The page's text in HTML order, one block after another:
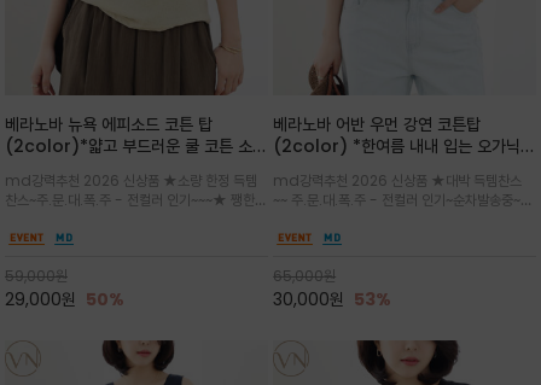
베라노바 뉴욕 에피소드 코튼 탑
(2color)*얇고 부드러운 쿨 코튼 소재
고 자연스러운 멋이 있는 핏으로 여름내
내 편하고 감각적으로 입으세요
md강력추천 2026 신상품 ★소량 한정 득템
찬스~주.문.대.폭.주 - 전컬러 인기~~~★ 쨍한듯
내추럴한 컬러감이 매력적인 티셔츠/여유로운
59,000원
29,000원 50%
베라노바 어반 우먼 강연 코튼탑
(2color) *한여름 내내 입는 오가닉
워크 (Line Work) & 스케치/감각적
인 아트워크 프린트가 시선을 끄는 루즈
핏 강연티셔츠
md강력추천 2026 신상품 ★대박 득템찬스
~~ 주.문.대.폭.주 - 전컬러 인기~순차발송중~★
한 착용감을 선사하며, 자연스럽게 떨어지는 실루
으로도 포인트가 되며, 데일리 활
65,000원
30,000원 53%